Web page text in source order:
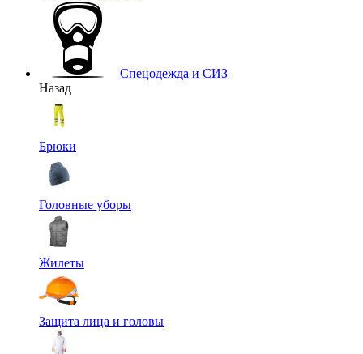
Спецодежда и СИЗ
Назад
Брюки
Головные уборы
Жилеты
Защита лица и головы